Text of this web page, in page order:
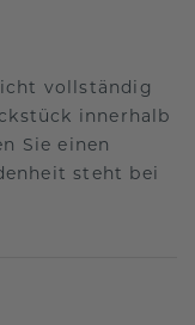
vollständig
innerhalb
Sie einen
steht bei